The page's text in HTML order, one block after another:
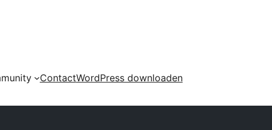
ContactWordPress downloaden